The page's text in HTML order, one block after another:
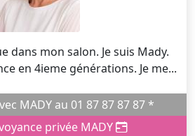
Medium de naissance en 4ieme générations. Je me...
Prendre RDV avec MADY au 01 87 87 87 87 *
privée MADY